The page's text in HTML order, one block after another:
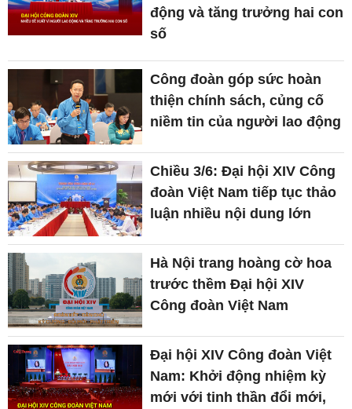
động và tăng trưởng hai con
số
Công đoàn góp sức hoàn
thiện chính sách, củng cố
niềm tin của người lao động
Chiều 3/6: Đại hội XIV Công
đoàn Việt Nam tiếp tục thảo
luận nhiều nội dung lớn
Hà Nội trang hoàng cờ hoa
trước thềm Đại hội XIV
Công đoàn Việt Nam
Đại hội XIV Công đoàn Việt
Nam: Khởi động nhiệm kỳ
mới với tinh thần đổi mới,